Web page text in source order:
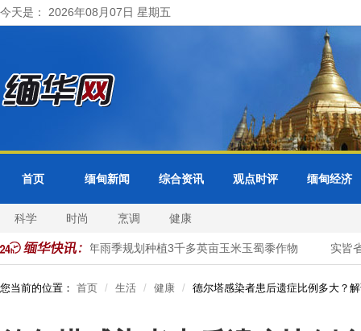
今天是： 2026年08月07日 星期五
首页 缅甸新闻 综合资讯 观点时评 缅甸经济
科学 时尚 烹调 健康
明景县区今年雨季规划种植3千多英亩玉米玉蜀黍作物 实皆省耶
您当前的位置： 首页 生活 健康 德尔塔感染者患后遗症比例多大？